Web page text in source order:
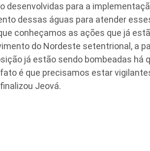
desenvolvidas para a
dessas águas para atender
conheçamos as ações que já
do Nordeste setentrional, a
já estão sendo bombeadas há
é que precisamos estar
Jeová.